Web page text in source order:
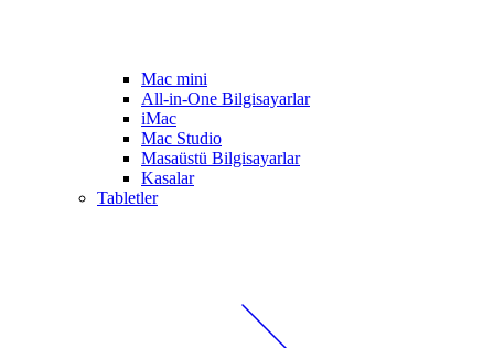
Mac mini
All-in-One Bilgisayarlar
iMac
Mac Studio
Masaüstü Bilgisayarlar
Kasalar
Tabletler